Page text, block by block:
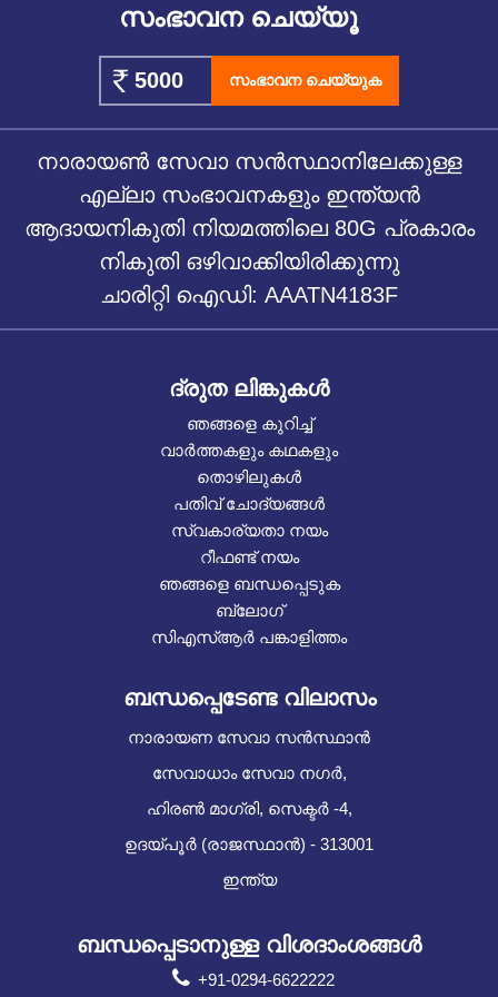
സംഭാവന ചെയ്യൂ
സംഭാവന ചെയ്യുക
നാരായൺ സേവാ സൻസ്ഥാനിലേക്കുള്ള
എല്ലാ സംഭാവനകളും ഇന്ത്യൻ
ആദായനികുതി നിയമത്തിലെ 80G പ്രകാരം
നികുതി ഒഴിവാക്കിയിരിക്കുന്നു
ചാരിറ്റി ഐഡി: AAATN4183F
ദ്രുത ലിങ്കുകൾ
ഞങ്ങളെ കുറിച്ച്
വാർത്തകളും കഥകളും
തൊഴിലുകൾ
പതിവ് ചോദ്യങ്ങൾ
സ്വകാര്യതാ നയം
റീഫണ്ട് നയം
ഞങ്ങളെ ബന്ധപ്പെടുക
ബ്ലോഗ്
സിഎസ്ആർ പങ്കാളിത്തം
ബന്ധപ്പെടേണ്ട വിലാസം
നാരായണ സേവാ സൻസ്ഥാൻ
സേവാധാം സേവാ നഗർ,
ഹിരൺ മാഗ്രി, സെക്ടർ -4,
ഉദയ്പൂർ (രാജസ്ഥാൻ) - 313001
ഇന്ത്യ
ബന്ധപ്പെടാനുള്ള വിശദാംശങ്ങൾ
+91-0294-6622222